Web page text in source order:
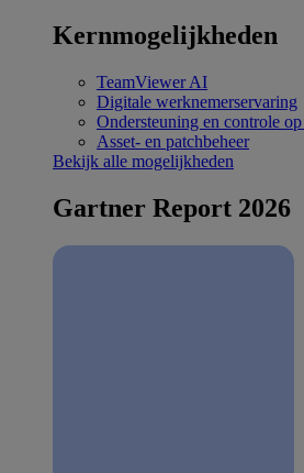
Kernmogelijkheden
TeamViewer AI
Digitale werknemerservaring
Ondersteuning en controle op
Asset- en patchbeheer
Bekijk alle mogelijkheden
Gartner Report 2026